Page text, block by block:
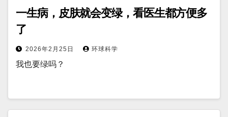
一生病，皮肤就会变绿，看医生都方便多
了
2026年2月25日 环球科学
我也要绿吗？